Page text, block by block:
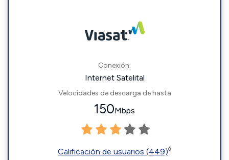
Conexión:
Internet Satelital
Velocidades de descarga de hasta
150Mbps
Calificación de usuarios (449)◊